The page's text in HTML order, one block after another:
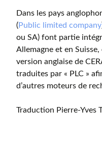
Dans les pays
(Public limited company
ou SA) font partie
Allemagne et en
version anglaise de
traduites par « PLC »
d’autres moteurs de
Traduction Pierre-Yves